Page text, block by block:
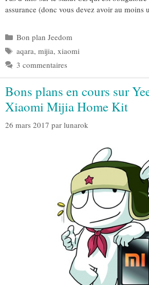
assurance (donc vous devez avoir au moins
Catégories
Bon plan Jeedom
Étiquettes
aqara, mijia, xiaomi
3 commentaires
Bons plans en cours sur
Xiaomi Mijia Home Kit
26 mars 2017 par lunarok